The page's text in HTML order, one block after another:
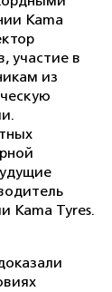
Kama
участие в
из
Kama Tyres.